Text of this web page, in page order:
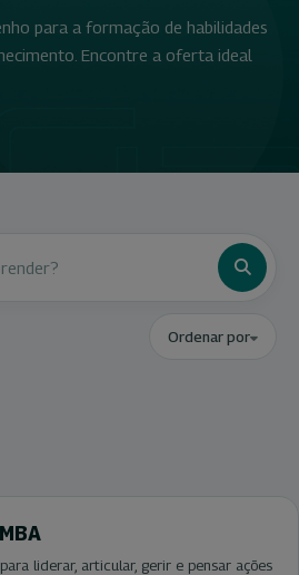
para a formação de habilidades
Encontre a oferta ideal
Ordenar por
liderar, articular, gerir e pensar ações